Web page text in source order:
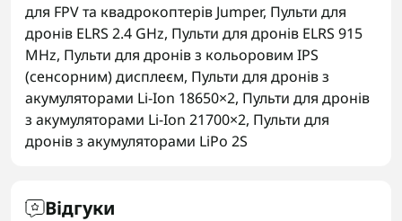
для FPV та квадрокоптерів Jumper, Пульти для
дронів ELRS 2.4 GHz, Пульти для дронів ELRS 915
MHz, Пульти для дронів з кольоровим IPS
(сенсорним) дисплеєм, Пульти для дронів з
акумуляторами Li-Ion 18650×2, Пульти для дронів
з акумуляторами Li-Ion 21700×2, Пульти для
дронів з акумуляторами LiPo 2S
Відгуки